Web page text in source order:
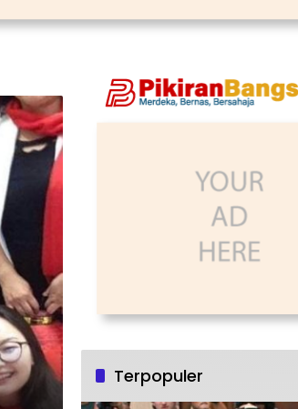
Terpopuler